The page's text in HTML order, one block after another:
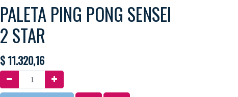
PALETA PING PONG SENSEI
2 STAR
$11.320,16